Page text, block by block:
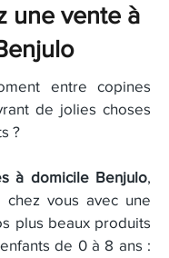
une vente à
entre copines
de jolies choses
?
à domicile Benjulo
vous avec une
plus beaux produits
de 0 à 8 ans :